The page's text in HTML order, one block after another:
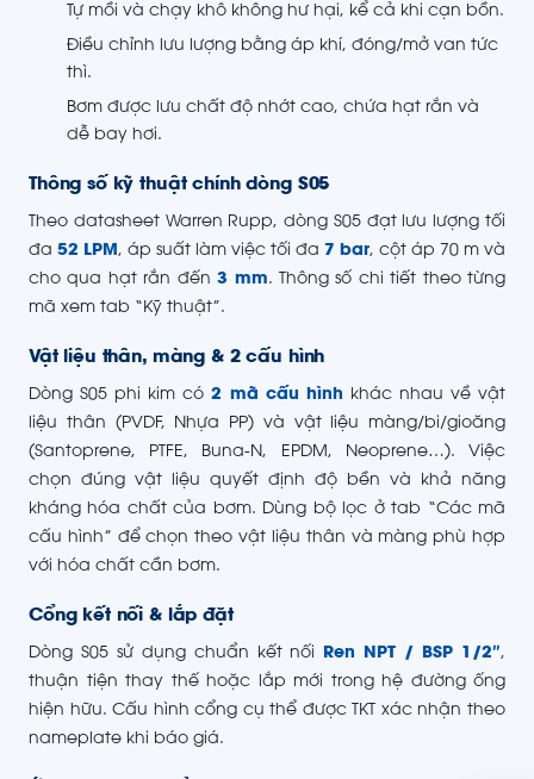
Tự mồi và chạy khô không hư hại, kể cả khi cạn bồn.
Điều chỉnh lưu lượng bằng áp khí, đóng/mở van tức
thì.
Bơm được lưu chất độ nhớt cao, chứa hạt rắn và
dễ bay hơi.
Thông số kỹ thuật chính dòng S05
Theo datasheet Warren Rupp, dòng S05 đạt lưu lượng tối
đa 52 LPM, áp suất làm việc tối đa 7 bar, cột áp 70 m và
cho qua hạt rắn đến3 mm. Thông số chi tiết theo từng
mã xem tab “Kỹ thuật”.
Vật liệu thân, màng & 2 cấu hình
Dòng S05 phi kim có2 mã cấu hình khác nhau về vật
liệu thân (PVDF, Nhựa PP) và vật liệu màng/bi/gioăng
(Santoprene, PTFE, Buna-N, EPDM, Neoprene…). Việc
chọn đúng vật liệu quyết định độ bền và khả năng
kháng hóa chất của bơm. Dùng bộ lọc ở tab “Các mã
cấu hình” để chọn theo vật liệu thân và màng phù hợp
với hóa chất cần bơm.
Cổng kết nối & lắp đặt
Dòng S05 sử dụng chuẩn kết nối Ren NPT / BSP 1/2″,
thuận tiện thay thế hoặc lắp mới trong hệ đường ống
hiện hữu. Cấu hình cổng cụ thể được TKT xác nhận theo
nameplate khi báo giá.